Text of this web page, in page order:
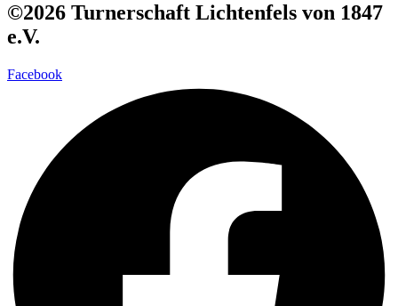
©2026 Turnerschaft Lichtenfels von 1847
e.V.
Facebook